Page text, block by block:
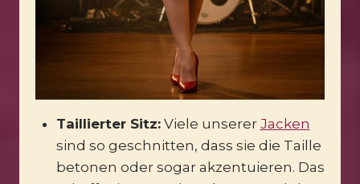
Taillierter Sitz:Viele unserer Jacken
sind so geschnitten, dass sie die Taille
betonen oder sogar akzentuieren. Das